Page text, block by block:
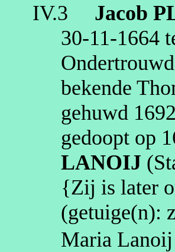
IV.3 Jacob
30‑11‑1664
bekende
gehuwd 1692
gedoopt op
LANOIJ
{Zij is later
(getuige(n):
Maria Lanoij